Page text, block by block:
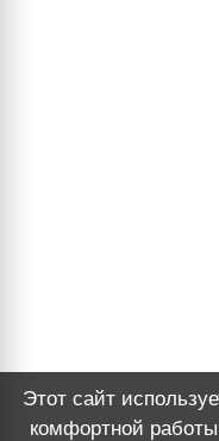
Этот сайт
комфортной